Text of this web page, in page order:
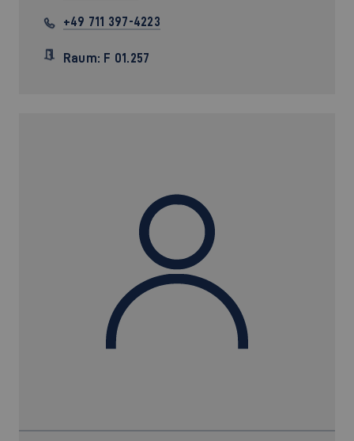
+49 711 397-4223
Raum: F 01.257